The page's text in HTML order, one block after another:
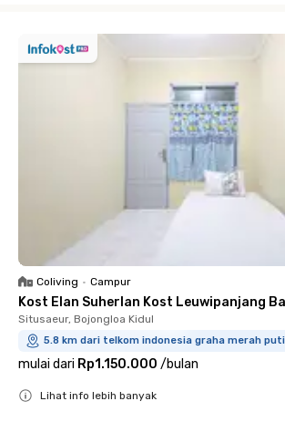
Coliving • Campur
Kost Elan Suherlan Kost Leuwipanjang
Situsaeur, Bojongloa Kidul
5.8 km dari telkom indonesia graha merah
mulai dari Rp1.150.000 /bulan
Lihat info lebih banyak